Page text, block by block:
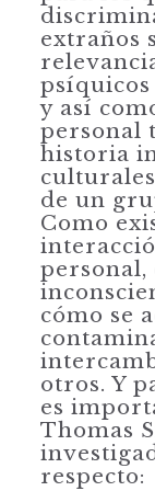
extraños
y así
personal
historia
de un
Como
cómo se
otros. Y
es
Thomas
respecto: